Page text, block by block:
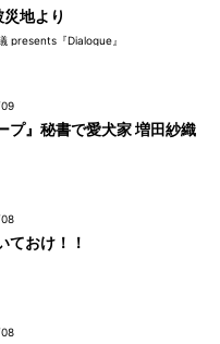
地より
presents『Dialogue』
プ』秘書で愛犬家 増田紗織
ておけ！！